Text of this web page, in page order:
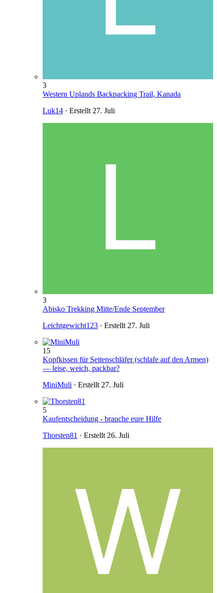
3
Western Uplands Backpacking Trail, Kanada
Luk14 · Erstellt 27. Juli
3
Abisko Trekking Mitte/Ende September
Leichtgewicht123 · Erstellt 27. Juli
15
Kopfkissen für Seitenschläfer (schlafe auf den Armen)
— leise, weich, packbar?
MiniMuli · Erstellt 27. Juli
5
Kaufentscheidung - brauche eure Hilfe
Thorsten81 · Erstellt 26. Juli